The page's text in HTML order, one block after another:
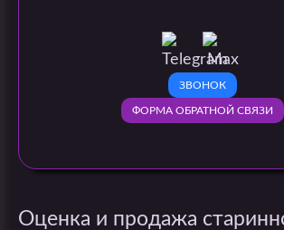
ЗВОНОК
ФОРМА ОБРАТНОЙ СВЯЗИ
Оценка и продажа